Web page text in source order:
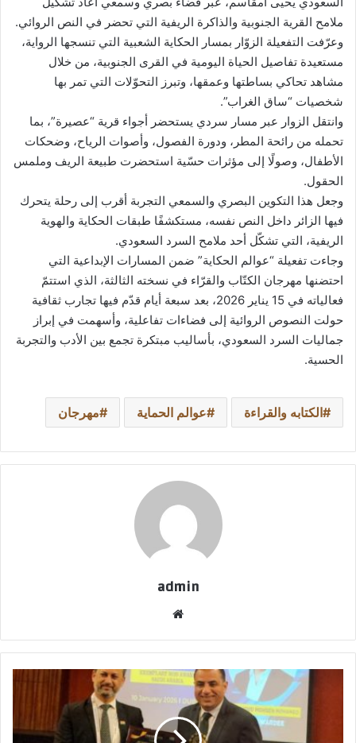
ملامح القرية الجنوبية والذاكرة الريفية التي تحضر في النص الروائي.
وعرّفت التفعيلة الزوّار بمسار الحكاية الشعبية التي تنسجها الرواية،
مستعيدة تفاصيل الحياة اليومية في القرى الجنوبية، من خلال
مشاهد تحاكي بساطتها وعمقها، وتبرز التحوّلات التي تمر بها
شخصيات “ساق الغراب”.
وانتقل الزوار عبر مسار سردي يستحضر أجواء قرية “عصيرة”، بما
تحمله من رائحة المطر، ودورة الفصول، وأصوات الرياح، وضحكات
الأطفال، وصولًا إلى مؤثرات حسّية استحضرت طبيعة الريف وملمس
الحقول.
وجعل هذا التكوين البصري والسمعي التجربة أقرب إلى رحلة يتحرك
فيها الزائر داخل النص نفسه، مستكشفًا طبقات الحكاية والهوية
الريفية، التي تشكّل أحد ملامح السرد السعودي.
وجاءت تفعيلة “عوالم الحكاية” ضمن المسارات الإبداعية التي
احتضنها مهرجان الكتّاب والقرّاء في نسخته الثالثة، الذي استتمّ
فعالياته في 15 يناير 2026، بعد سبعة أيام قدّم فيها تجارب ثقافية
حولت النصوص الروائية إلى فضاءات تفاعلية، وأسهمت في إبراز
جماليات السرد السعودي، بأساليب مبتكرة تجمع بين الأدب والتجربة
الحسية.
الكتابه والقراءة عوالم الحماية مهرجان
admin